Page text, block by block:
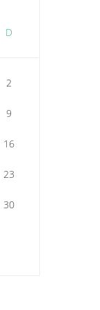
D
2
9
16
23
30